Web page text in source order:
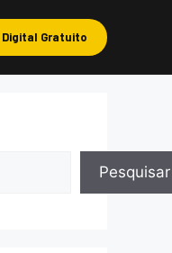
Gratuito
Pesquisar